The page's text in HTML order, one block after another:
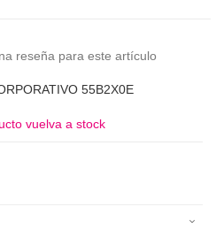
reseña para este artículo
55B2X0E
vuelva a stock